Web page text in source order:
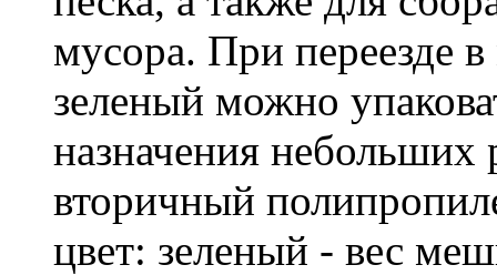
мусора. При переезде
зеленый можно
назначения небольших
вторичный
цвет: зеленый - вес